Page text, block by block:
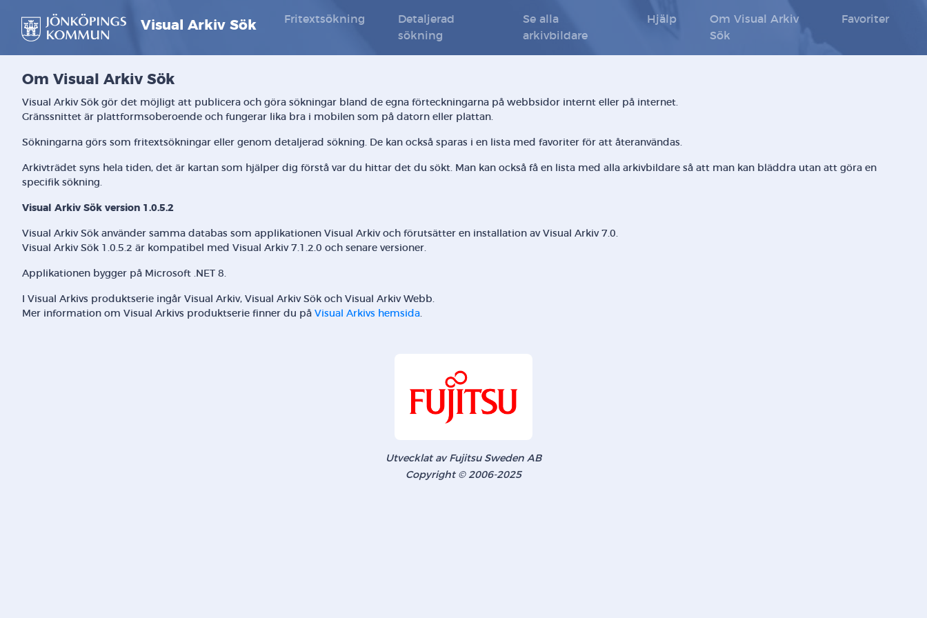
Visual Arkiv Sök Fritextsökning
Detaljerad
sökning
Se alla
arkivbildare
Hjälp
Om Visual Arkiv
Sök
Favoriter
Om Visual Arkiv Sök
Visual Arkiv Sök gör det möjligt att publicera och göra sökningar bland de egna förteckningarna på webbsidor internt eller på internet.
Gränssnittet är plattformsoberoende och fungerar lika bra i mobilen som på datorn eller plattan.
Sökningarna görs som fritextsökningar eller genom detaljerad sökning. De kan också sparas i en lista med favoriter för att återanvändas.
Arkivträdet syns hela tiden, det är kartan som hjälper dig förstå var du hittar det du sökt. Man kan också få en lista med alla arkivbildare så att man kan bläddra utan att göra en
specifik sökning.
Visual Arkiv Sök version 1.0.5.2
Visual Arkiv Sök använder samma databas som applikationen Visual Arkiv och förutsätter en installation av Visual Arkiv 7.0.
Visual Arkiv Sök 1.0.5.2 är kompatibel med Visual Arkiv 7.1.2.0 och senare versioner.
Applikationen bygger på Microsoft .NET 8.
I Visual Arkivs produktserie ingår Visual Arkiv, Visual Arkiv Sök och Visual Arkiv Webb.
Mer information om Visual Arkivs produktserie finner du på Visual Arkivs hemsida.
Utvecklat av Fujitsu Sweden AB
Copyright © 2006-2025